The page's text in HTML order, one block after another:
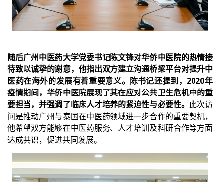
随后广州中医药大学党委书记陈文锋对华侨中医院的热情接
待致以诚挚的谢意，他指出双方建立沟通桥梁平台对提升中
医药在海外的发展有着重要意义。陈书记还提到，2020年
疫情期间，华侨中医院展现了其在应对公共卫生危机中的重
要担当，并强调了临床人才培养的紧迫性与必要性。 此次访
问是推动广州与泰国在中医药领域进一步合作的重要契机，
他希望双方能够在中医药服务、人才培训及科研合作等方面
达成共识，促进共同发展。